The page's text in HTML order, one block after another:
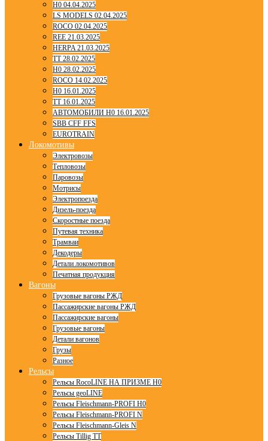
H0 04.04.2025
LS MODELS 02.04.2025
ROCO 02.04.2025
REE 21.03.2025
HERPA 21.03.2025
TT 28.02.2025
H0 28.02.2025
ROCO 14.02.2025
H0 16.01.2025
TT 16.01.2025
АВТОМОБИЛИ H0 16.01.2025
SBB CFF FFS
EUROTRAIN
Локомотивы
Электровозы
Тепловозы
Паровозы
Мотрисы
Электропоезда
Дизель-поезда
Скоростные поезда
Путевая техника
Трамваи
Декодеры
Детали локомотивов
Печатная продукция
Вагоны
Грузовые вагоны РЖД
Пассажирские вагоны РЖД
Пассажирские вагоны
Грузовые вагоны
Детали вагонов
Грузы
Разное
Рельсы
Рельсы RocoLINE НА ПРИЗМЕ H0
Рельсы geoLINE
Рельсы Fleischmann-PROFI H0
Рельсы Fleischmann-PROFI N
Рельсы Fleischmann-Gleis N
Рельсы Tillig TT